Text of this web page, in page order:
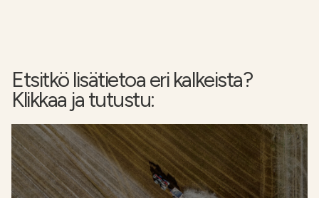
Etsitkö lisätietoa eri kalkeista?
Klikkaa ja tutustu: